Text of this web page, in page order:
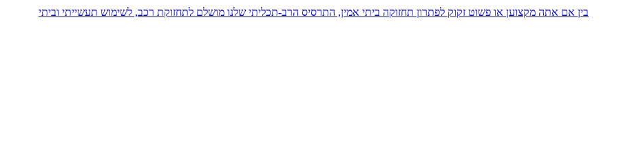
בין אם אתה מקצוען או פשוט זקוק לפתרון תחזוקה ביתי אמין, התרסיס הרב-תכליתי שלנו מושלם לתחזוקת רכב, לשימוש תעשייתי וביתי